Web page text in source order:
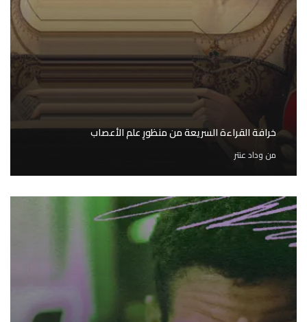
خرافة القراءة السريعة من منظورِ علم الأعصاب
من وداد عنتر